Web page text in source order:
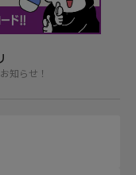
知らせ！